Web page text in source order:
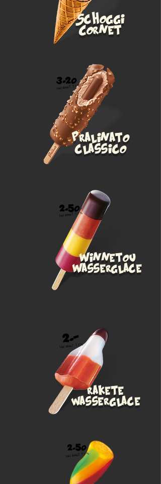
Schoggi
Cornet
3.20
Inkl. MwsT. 7.7 %
Pralinato
classico
2.50
Inkl. MwsT. 7.7 %
Winnetou
Wasserglace
2.-
Inkl. MwsT. 7.7 %
rakete
wasserglace
2.50
Inkl. MwsT. 7.7 %